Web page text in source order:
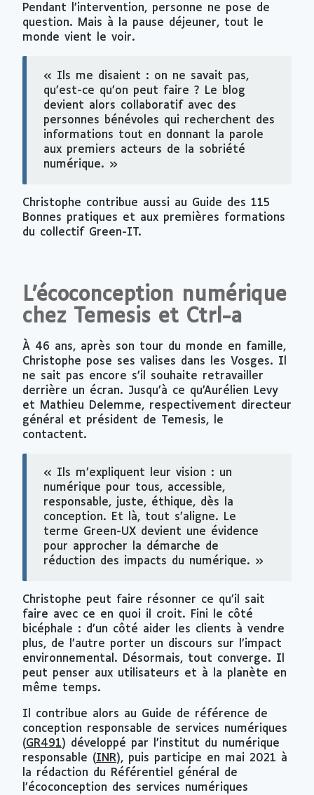
Pendant l’intervention, personne ne pose de
question. Mais à la pause déjeuner, tout le
monde vient le voir.
« Ils me disaient : on ne savait pas,
qu’est-ce qu’on peut faire ? Le blog
devient alors collaboratif avec des
personnes bénévoles qui recherchent des
informations tout en donnant la parole
aux premiers acteurs de la sobriété
numérique. »
Christophe contribue aussi au Guide des 115
Bonnes pratiques et aux premières formations
du collectif Green-IT.
L’écoconception numérique
chez Temesis et Ctrl-a
À 46 ans, après son tour du monde en famille,
Christophe pose ses valises dans les Vosges. Il
ne sait pas encore s’il souhaite retravailler
derrière un écran. Jusqu’à ce qu’Aurélien Levy
et Mathieu Delemme, respectivement directeur
général et président de Temesis, le
contactent.
« Ils m’expliquent leur vision : un
numérique pour tous, accessible,
responsable, juste, éthique, dès la
conception. Et là, tout s’aligne. Le
terme Green-UX devient une évidence
pour approcher la démarche de
réduction des impacts du numérique. »
Christophe peut faire résonner ce qu’il sait
faire avec ce en quoi il croit. Fini le côté
bicéphale : d’un côté aider les clients à vendre
plus, de l’autre porter un discours sur l’impact
environnemental. Désormais, tout converge. Il
peut penser aux utilisateurs et à la planète en
même temps.
Il contribue alors au Guide de référence de
conception responsable de services numériques
(GR491) développé par l’institut du numérique
responsable (INR), puis participe en mai 2021 à
la rédaction du Référentiel général de
l’écoconception des services numériques